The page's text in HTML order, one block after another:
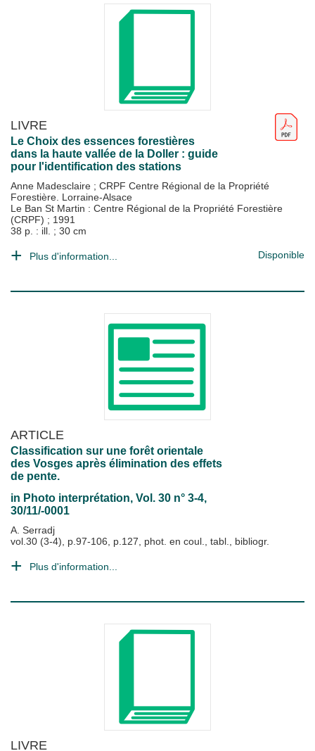
LIVRE
Le Choix des essences forestières
dans la haute vallée de la Doller : guide
pour l'identification des stations
Anne Madesclaire ; CRPF Centre Régional de la Propriété
Forestière. Lorraine-Alsace
Le Ban St Martin : Centre Régional de la Propriété Forestière
(CRPF) ; 1991
38 p. : ill. ; 30 cm
Plus d'information... Disponible
ARTICLE
Classification sur une forêt orientale
des Vosges après élimination des effets
de pente.
in Photo interprétation, Vol. 30 n° 3-4,
30/11/-0001
A. Serradj
vol.30 (3-4), p.97-106, p.127, phot. en coul., tabl., bibliogr.
Plus d'information...
LIVRE